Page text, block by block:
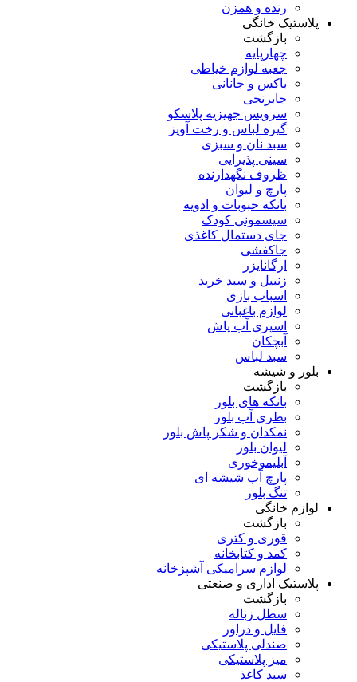
رنده و همزن
پلاستیک خانگی
بازگشت
چهارپایه
جعبه لوازم خیاطی
باکس و جانانی
جابرنجی
سرویس جهیزیه پلاسکو
گیره لباس و رخت آویز
سبد نان و سبزی
سینی پذیرایی
ظروف نگهدارنده
پارچ و لیوان
بانکه حبوبات و ادویه
سیسمونی کودک
جای دستمال کاغذی
جاکفشی
ارگانایزر
زنبیل و سبد خرید
اسباب بازی
لوازم باغبانی
اسپری آب پاش
آبچکان
سبد لباس
بلور و شیشه
بازگشت
بانکه های بلور
بطری آب بلور
نمکدان و شکر پاش بلور
لیوان بلور
آبلیموخوری
پارچ آب شیشه ای
تنگ بلور
لوازم خانگی
بازگشت
قوری و کتری
کمد و کتابخانه
لوازم سرامیکی آشپزخانه
پلاستیک اداری و صنعتی
بازگشت
سطل زباله
فایل و دراور
صندلی پلاستیکی
میز پلاستیکی
سبد کاغذ